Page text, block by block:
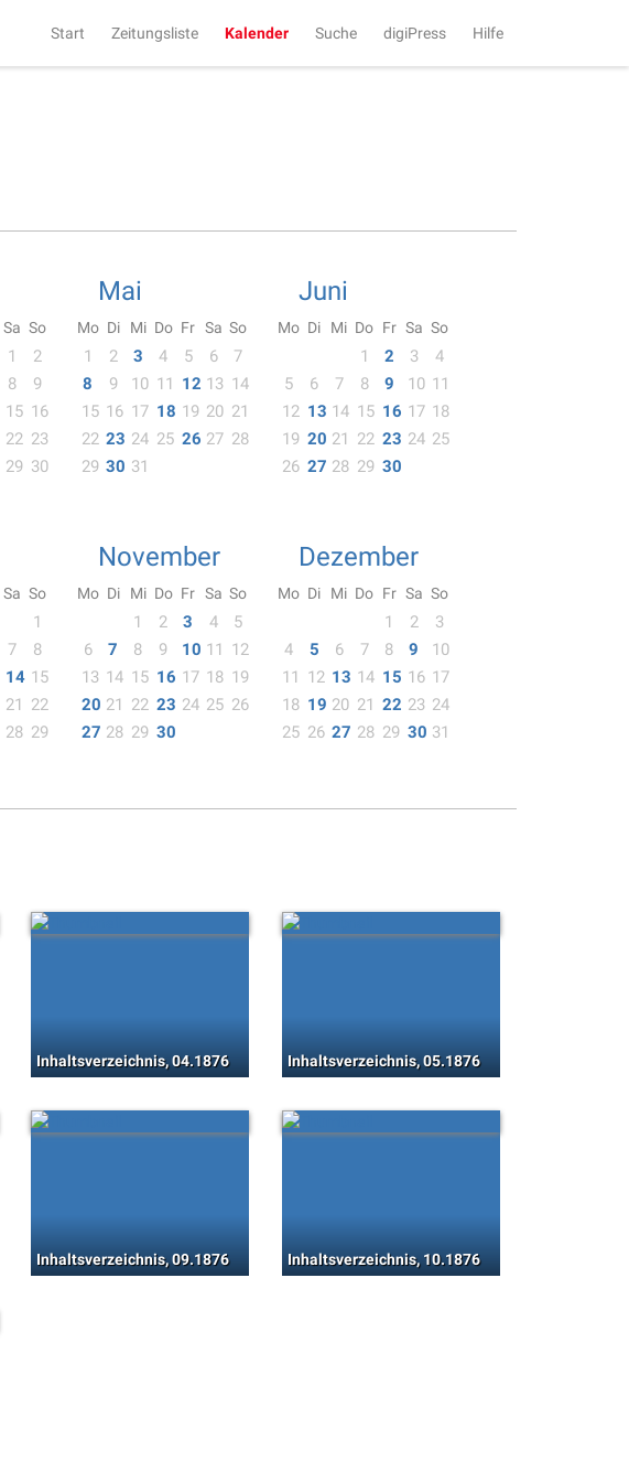
Start Zeitungsliste Kalender Suche digiPress Hilfe
Sa So
1
2
8
9
15 16
22 23
29 30
Mai
Mo Di Mi Do Fr Sa So
1 2 3 4 5 6
7
8
9 10 11 12 13 14
15 16 17 18 19 20 21
22 23 24 25 26 27 28
29 30 31
Juni
Mo Di Mi Do Fr Sa So
1 2 3
4
5
6 7 8 9 10 11
12 13 14 15 16 17 18
19 20 21 22 23 24 25
26 27 28 29 30
Sa So
1
7
8
14 15
21
22
28 29
November
Mo Di Mi Do Fr Sa So
1 2 3 4
5
6
7 8 9 10 11
12
13 14 15 16 17 18 19
20 21 22 23 24 25 26
27 28 29 30
Dezember
Mo Di Mi Do Fr Sa So
1 2
3
4
5 6 7 8 9
10
11
12 13 14 15 16 17
18 19 20 21 22 23 24
25 26 27 28 29 30 31
Inhaltsverzeichnis, 04.1876 Inhaltsverzeichnis, 05.1876
Inhaltsverzeichnis, 09.1876 Inhaltsverzeichnis, 10.1876